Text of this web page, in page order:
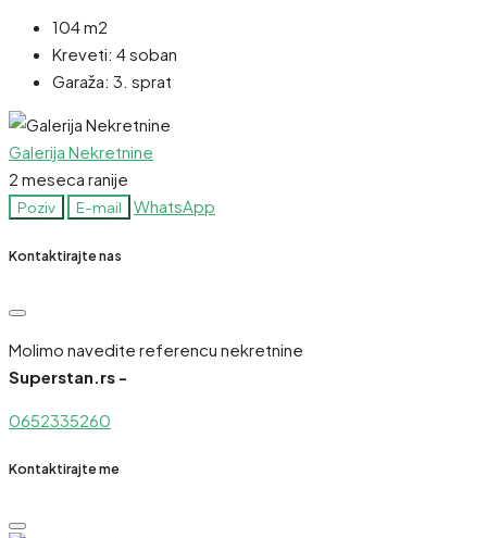
104 m2
Kreveti: 4 soban
Garaža: 3. sprat
Galerija Nekretnine
2 meseca ranije
Poziv E-mail WhatsApp
Kontaktirajte nas
Molimo navedite referencu nekretnine
Superstan.rs -
0652335260
Kontaktirajte me